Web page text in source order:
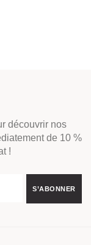
découvrir nos
de 10 %
!